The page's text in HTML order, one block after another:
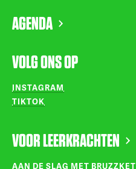
AGENDA
VOLG ONS OP
INSTAGRAM
TIKTOK
VOOR LEERKRACHTEN
AAN DE SLAG MET BRUZZKET